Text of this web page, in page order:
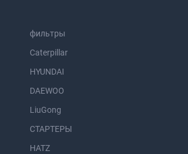
фильтры
Caterpillar
HYUNDAI
DAEWOO
LiuGong
СТАРТЕРЫ
HATZ